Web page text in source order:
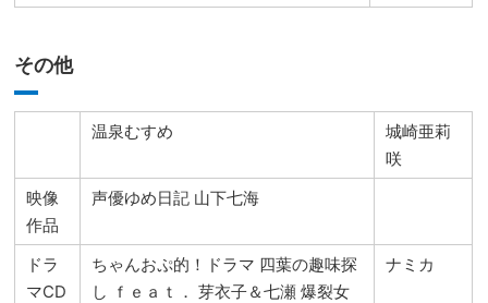
その他
温泉むすめ
城崎亜莉
咲
映像
作品
声優ゆめ日記 山下七海
ドラ
マCD
ちゃんおぷ的！ドラマ 四葉の趣味探
し ｆｅａｔ． 芽衣子＆七瀬 爆裂女
ナミカ